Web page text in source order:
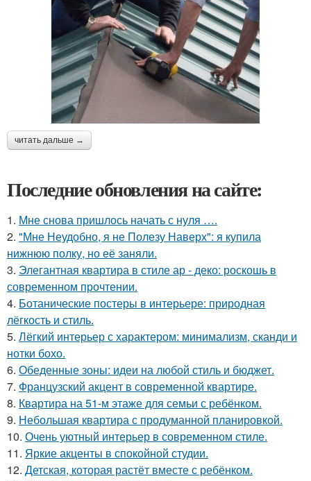
читать дальше →
Последние обновления на сайте:
1. Мне снова пришлось начать с нуля ….
2. "Мне Неудобно, я не Полезу Наверх": я купила
нижнюю полку, но её заняли.
3. Элегантная квартира в стиле ар - деко: роскошь в
современном прочтении.
4. Ботанические постеры в интерьере: природная
лёгкость и стиль.
5. Лёгкий интерьер с характером: минимализм, сканди и
нотки бохо.
6. Обеденные зоны: идеи на любой стиль и бюджет.
7. Французский акцент в современной квартире.
8. Квартира на 51-м этаже для семьи с ребёнком.
9. Небольшая квартира с продуманной планировкой.
10. Очень уютный интерьер в современном стиле.
11. Яркие акценты в спокойной студии.
12. Детская, которая растёт вместе с ребёнком.